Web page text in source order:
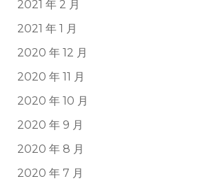
2021 年 2 月
2021 年 1 月
2020 年 12 月
2020 年 11 月
2020 年 10 月
2020 年 9 月
2020 年 8 月
2020 年 7 月